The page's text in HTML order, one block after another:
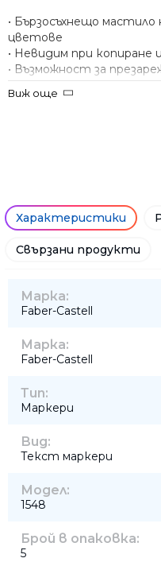
• Бързосъхнещо мастило
цветове
• Невидим при копиране
• Възможност за
• Скосен връх с три
Виж още
Характеристики
Свързани продукти
Марка:
Faber-Castell
Марка:
Faber-Castell
Тип:
Маркери
Вид:
Текст маркери
Модел:
1548
Брой в опаковка:
5